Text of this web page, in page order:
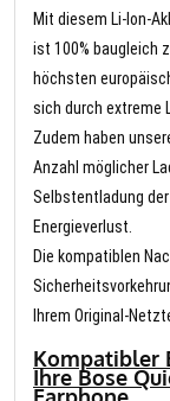
Mit diesem Li-Ion-
ist 100% baugleich
höchsten
sich durch extreme
Zudem haben
Anzahl möglicher
Selbstentladung
Energieverlust.
Die kompatiblen
Ihrem Original-
Kompatibler
Ihre Bose
Earphone